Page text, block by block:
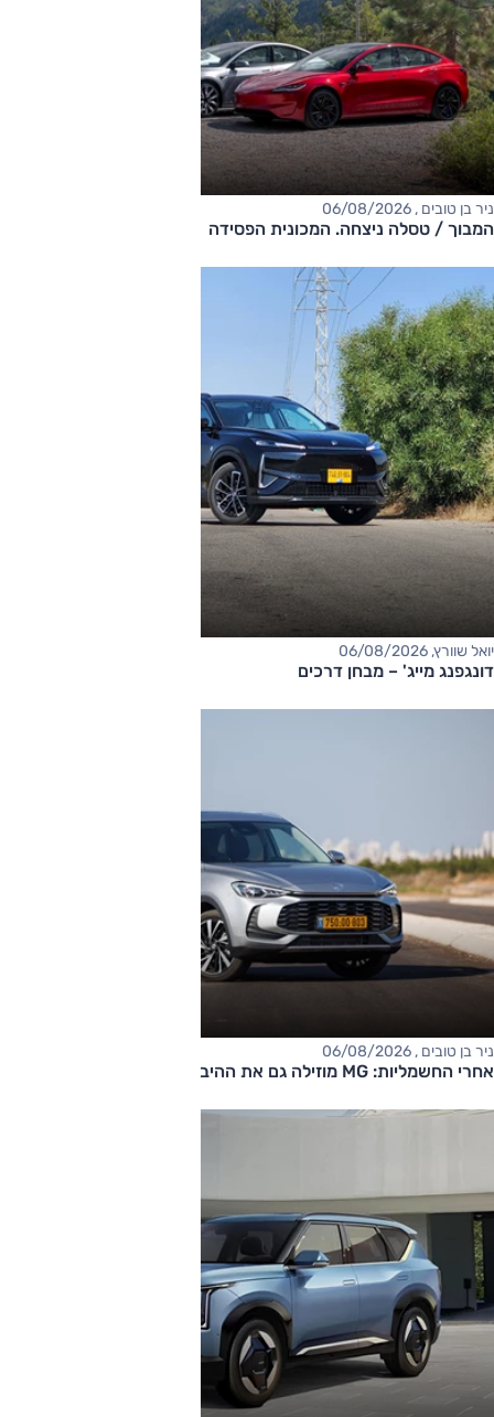
ניר בן טובים , 06/08/2026
המבוך / טסלה ניצחה. המכונית הפסידה
יואל שוורץ, 06/08/2026
דונגפנג מייג' – מבחן דרכים
ניר בן טובים , 06/08/2026
אחרי החשמליות: MG מוזילה גם את ההיברידיות